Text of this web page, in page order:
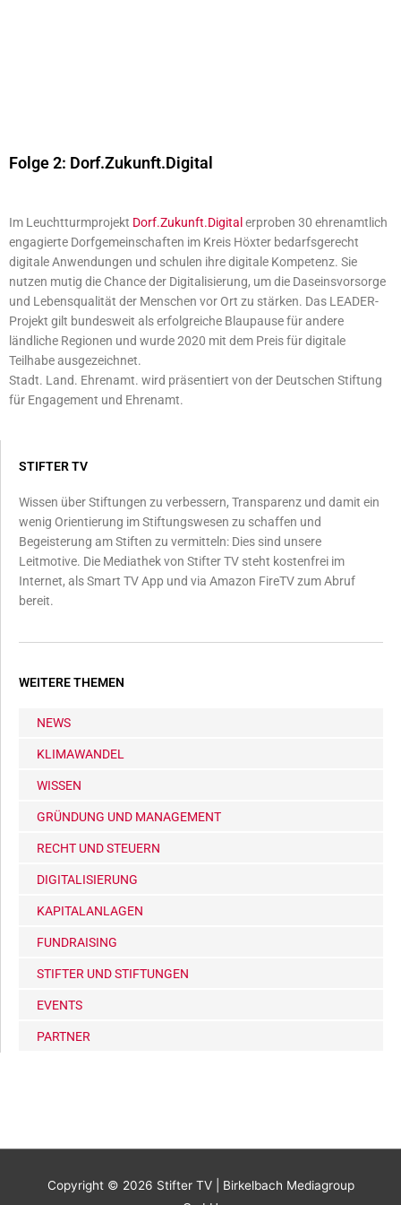
Folge 2: Dorf.Zukunft.Digital
Im Leuchtturmprojekt Dorf.Zukunft.Digital erproben 30 ehrenamtlich
engagierte Dorfgemeinschaften im Kreis Höxter bedarfsgerecht
digitale Anwendungen und schulen ihre digitale Kompetenz. Sie
nutzen mutig die Chance der Digitalisierung, um die Daseinsvorsorge
und Lebensqualität der Menschen vor Ort zu stärken. Das LEADER-
Projekt gilt bundesweit als erfolgreiche Blaupause für andere
ländliche Regionen und wurde 2020 mit dem Preis für digitale
Teilhabe ausgezeichnet.
Stadt. Land. Ehrenamt. wird präsentiert von der Deutschen Stiftung
für Engagement und Ehrenamt.
STIFTER TV
Wissen über Stiftungen zu verbessern, Transparenz und damit ein
wenig Orientierung im Stiftungswesen zu schaffen und
Begeisterung am Stiften zu vermitteln: Dies sind unsere
Leitmotive. Die Mediathek von Stifter TV steht kostenfrei im
Internet, als Smart TV App und via Amazon FireTV zum Abruf
bereit.
WEITERE THEMEN
NEWS
KLIMAWANDEL
WISSEN
GRÜNDUNG UND MANAGEMENT
RECHT UND STEUERN
DIGITALISIERUNG
KAPITALANLAGEN
FUNDRAISING
STIFTER UND STIFTUNGEN
EVENTS
PARTNER
Copyright © 2026 Stifter TV| Birkelbach Mediagroup